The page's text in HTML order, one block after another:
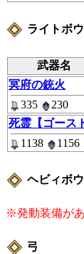
ライトボ
武器名
冥府の銃火
335
230
死霊【ゴース
1138
1156
ヘビィボ
※発動装備が
弓